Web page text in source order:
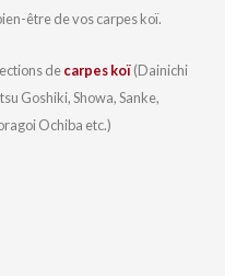
être de vos carpes koï.
decarpes koï(Dainichi
Goshiki, Showa, Sanke,
Ochiba etc.)